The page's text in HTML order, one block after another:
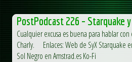
PostPodcast 226 – Starquake
Cualquier excusa es buena para hablar
Charly. Enlaces: Web de SyX Starquake
Sol Negro en Amstrad.es Ko-Fi